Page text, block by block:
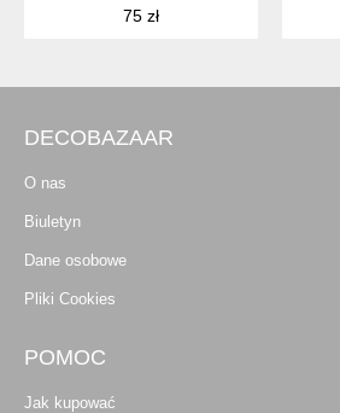
75 zł
DECOBAZAAR
O nas
Biuletyn
Dane osobowe
Pliki Cookies
POMOC
Jak kupować